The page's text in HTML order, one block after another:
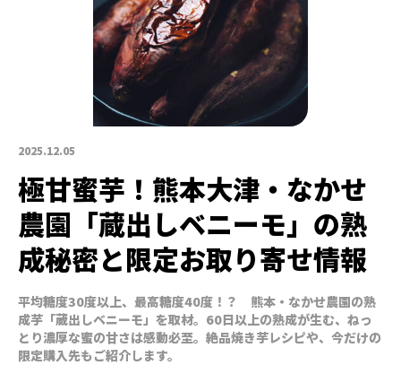
2025.12.05
極甘蜜芋！熊本大津・なかせ
農園「蔵出しベニーモ」の熟
成秘密と限定お取り寄せ情報
平均糖度30度以上、最高糖度40度！？ 熊本・なかせ農園の熟
成芋「蔵出しベニーモ」を取材。60日以上の熟成が生む、ねっ
とり濃厚な蜜の甘さは感動必至。絶品焼き芋レシピや、今だけの
限定購入先もご紹介します。